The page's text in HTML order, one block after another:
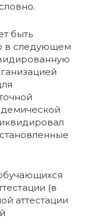
быть
в следующем
(в
аттестации